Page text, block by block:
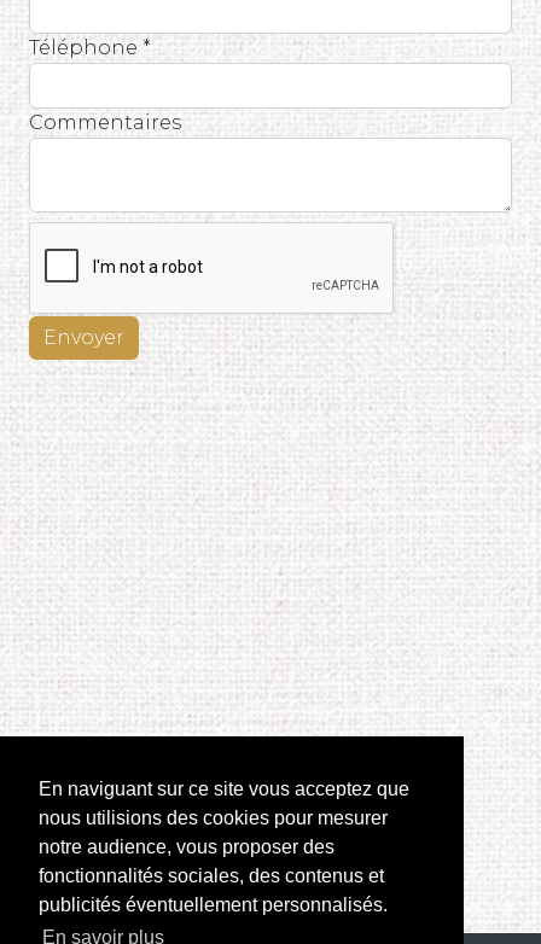
En naviguant sur ce site vous acceptez que
nous utilisions des cookies pour mesurer
notre audience, vous proposer des
fonctionnalités sociales, des contenus et
publicités éventuellement personnalisés.
En savoir plus
Téléphone *
Commentaires
Envoyer